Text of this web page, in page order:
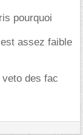
pourquoi
assez faible
des fac